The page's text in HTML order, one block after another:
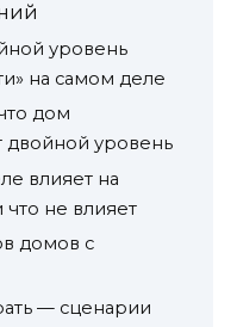
уровень
на самом деле
дом
двойной уровень
влияет на
не влияет
домов с
— сценарии